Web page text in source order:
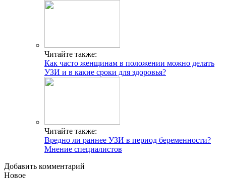
Читайте также:
Как часто женщинам в положении можно делать
УЗИ и в какие сроки для здоровья?
Читайте также:
Вредно ли раннее УЗИ в период беременности?
Мнение специалистов
Добавить комментарий
Новое